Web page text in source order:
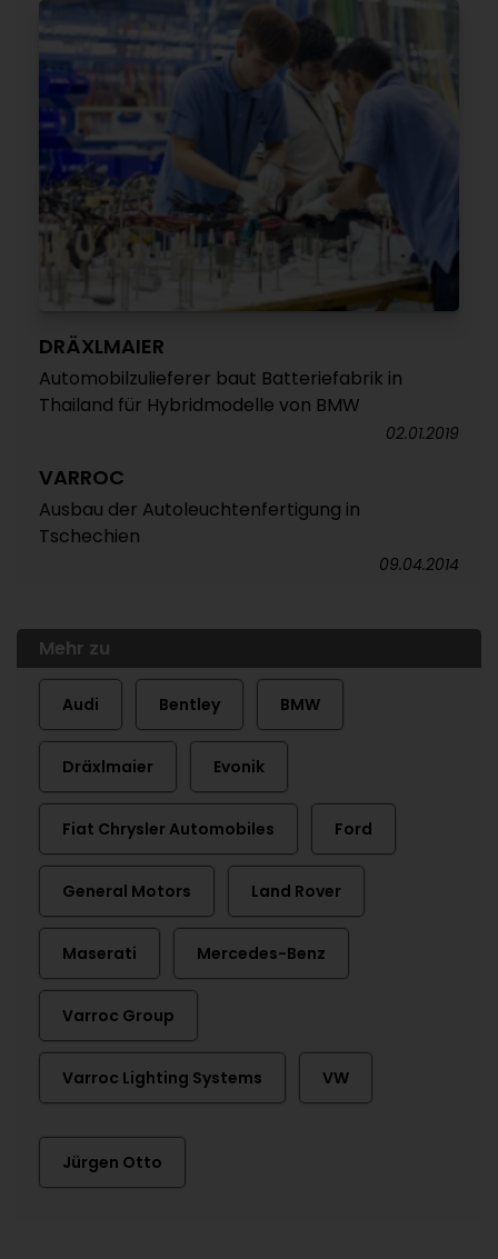
DRÄXLMAIER
Automobilzulieferer baut Batteriefabrik in
Thailand für Hybridmodelle von BMW
02.01.2019
VARROC
Ausbau der Autoleuchtenfertigung in
Tschechien
09.04.2014
Mehr zu
Audi Bentley BMW
Dräxlmaier Evonik
Fiat Chrysler Automobiles Ford
General Motors Land Rover
Maserati Mercedes-Benz
Varroc Group
Varroc Lighting Systems VW
Jürgen Otto